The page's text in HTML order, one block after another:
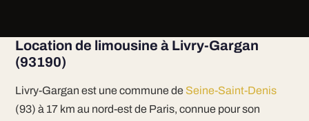
Location de limousine à Livry-Gargan
(93190)
Livry-Gargan est une commune de Seine-Saint-Denis
(93) à 17 km au nord-est de Paris, connue pour son